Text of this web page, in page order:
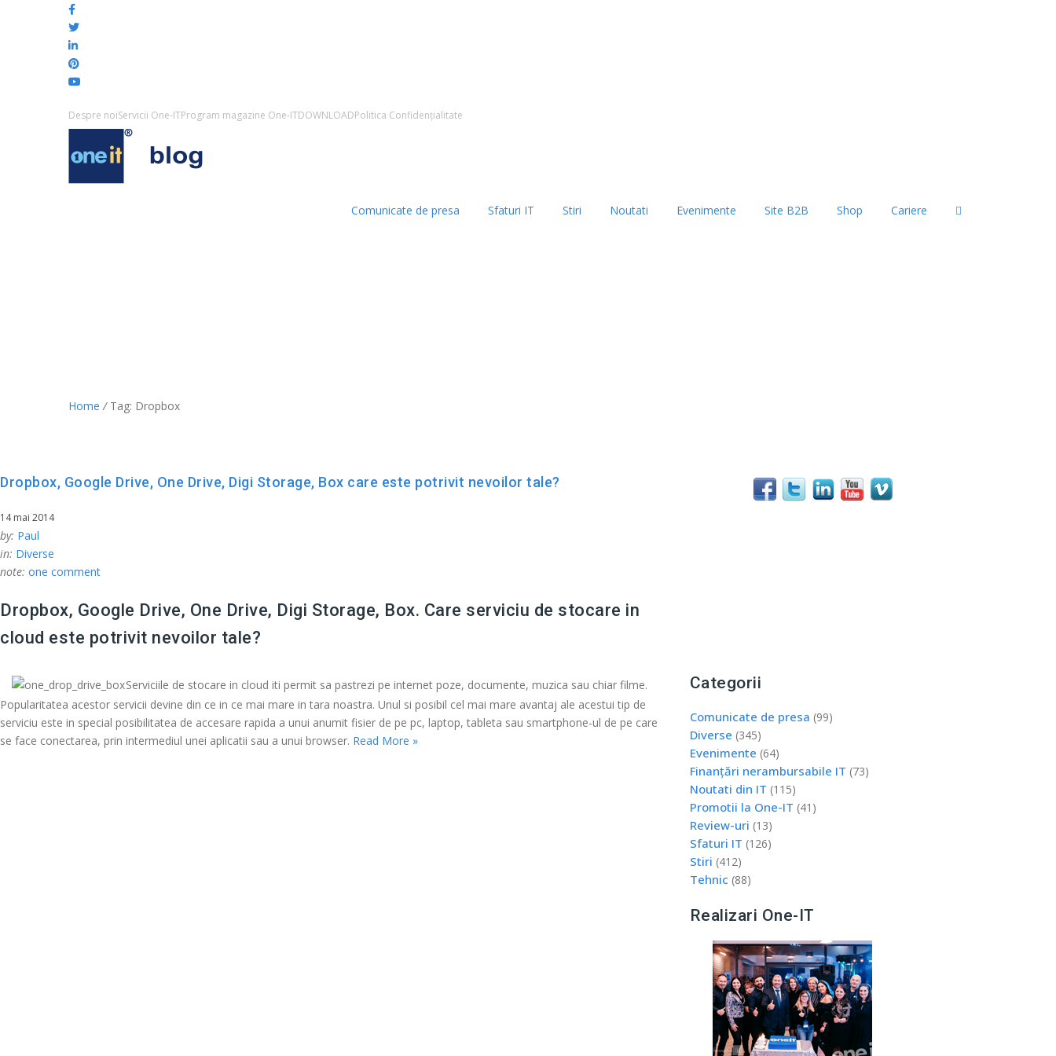
Despre noiServicii One-ITProgram magazine One-ITDOWNLOADPolitica Confidențialitate
Comunicate de presa Sfaturi IT Stiri Noutati Evenimente Site B2B Shop Cariere
Home / Tag: Dropbox
Dropbox, Google Drive, One Drive, Digi Storage, Box care este potrivit nevoilor tale?
14 mai 2014
by: Paul
in: Diverse
note: one comment
Dropbox, Google Drive, One Drive, Digi Storage, Box. Care serviciu de stocare in
cloud este potrivit nevoilor tale?
Serviciile de stocare in cloud iti permit sa pastrezi pe internet poze, documente, muzica sau chiar filme.
Popularitatea acestor servicii devine din ce in ce mai mare in tara noastra. Unul si posibil cel mai mare avantaj ale acestui tip de
serviciu este in special posibilitatea de accesare rapida a unui anumit fisier de pe pc, laptop, tableta sau smartphone-ul de pe care
se face conectarea, prin intermediul unei aplicatii sau a unui browser. Read More »
Categorii
Comunicate de presa (99)
Diverse (345)
Evenimente (64)
Finanțări nerambursabile IT (73)
Noutati din IT (115)
Promotii la One-IT (41)
Review-uri (13)
Sfaturi IT (126)
Stiri (412)
Tehnic (88)
Realizari One-IT